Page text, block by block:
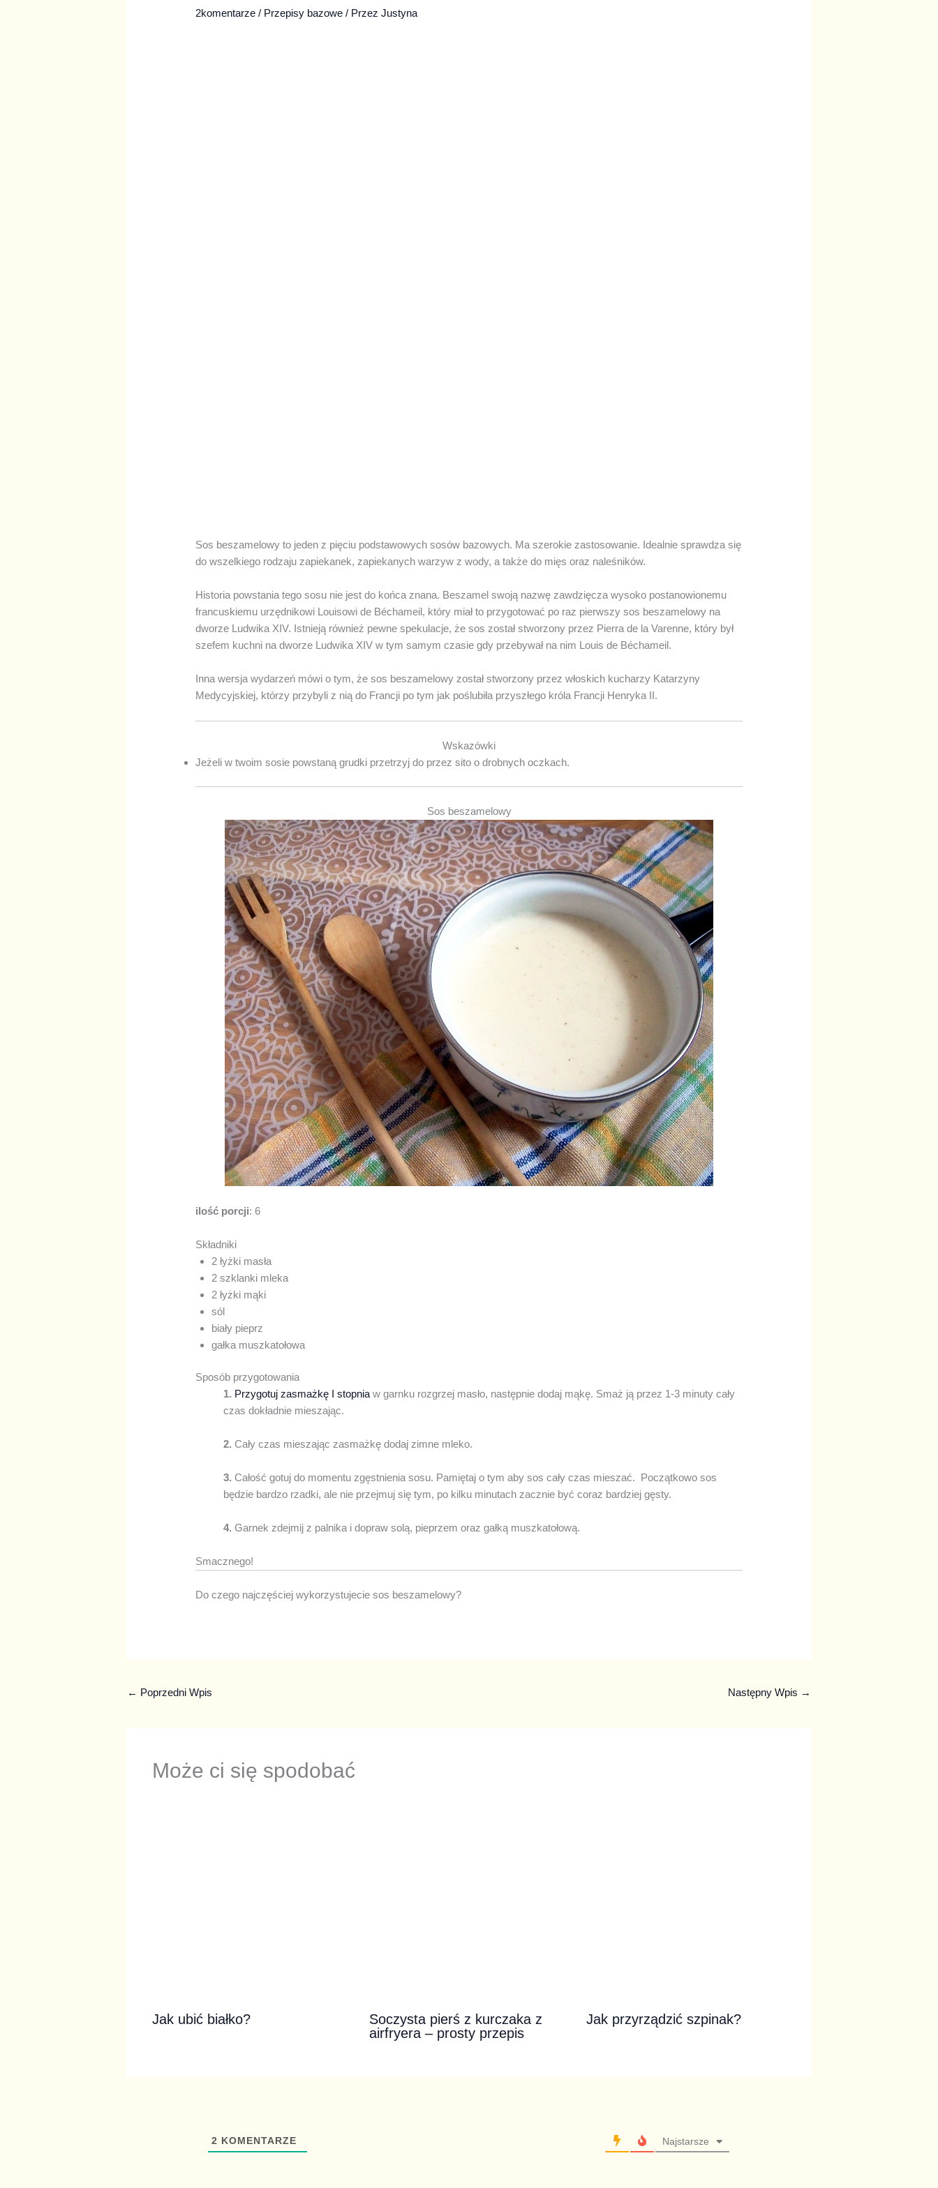
2komentarze / Przepisy bazowe / PrzezJustyna
Sos beszamelowy to jeden z pięciu podstawowych sosów bazowych. Ma szerokie zastosowanie. Idealnie sprawdza się
do wszelkiego rodzaju zapiekanek, zapiekanych warzyw z wody, a także do mięs oraz naleśników.
Historia powstania tego sosu nie jest do końca znana. Beszamel swoją nazwę zawdzięcza wysoko postanowionemu
francuskiemu urzędnikowi Louisowi de Béchameil, który miał to przygotować po raz pierwszy sos beszamelowy na
dworze Ludwika XIV. Istnieją również pewne spekulacje, że sos został stworzony przez Pierra de la Varenne, który był
szefem kuchni na dworze Ludwika XIV w tym samym czasie gdy przebywał na nim Louis de Béchameil.
Inna wersja wydarzeń mówi o tym, że sos beszamelowy został stworzony przez włoskich kucharzy Katarzyny
Medycyjskiej, którzy przybyli z nią do Francji po tym jak poślubiła przyszłego króla Francji Henryka II.
Wskazówki
Jeżeli w twoim sosie powstaną grudki przetrzyj do przez sito o drobnych oczkach.
Sos beszamelowy
ilość porcji: 6
Składniki
2 łyżki masła
2 szklanki mleka
2 łyżki mąki
sól
biały pieprz
gałka muszkatołowa
Sposób przygotowania
1. Przygotuj zasmażkę I stopniaw garnku rozgrzej masło, następnie dodaj mąkę. Smaż ją przez 1-3 minuty cały
czas dokładnie mieszając.
2. Cały czas mieszając zasmażkę dodaj zimne mleko.
3. Całość gotuj do momentu zgęstnienia sosu. Pamiętaj o tym aby sos cały czas mieszać. Początkowo sos
będzie bardzo rzadki, ale nie przejmuj się tym, po kilku minutach zacznie być coraz bardziej gęsty.
4. Garnek zdejmij z palnika i dopraw solą, pieprzem oraz gałką muszkatołową.
Smacznego!
Do czego najczęściej wykorzystujecie sos beszamelowy?
← Poprzedni Wpis Następny Wpis →
Może ci się spodobać
Jak ubić białko?
Soczysta pierś z kurczaka z
airfryera – prosty przepis
Jak przyrządzić szpinak?
2 KOMENTARZE Najstarsze